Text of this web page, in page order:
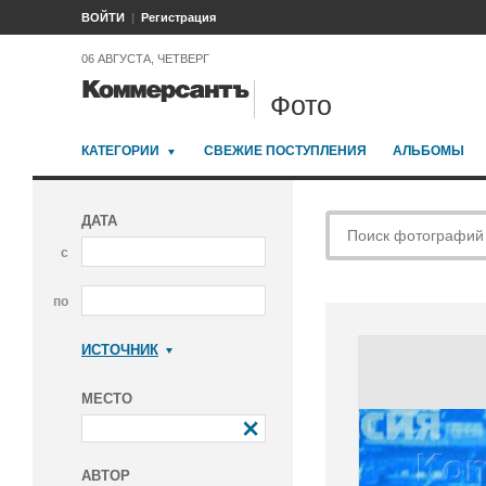
ВОЙТИ Регистрация
06 АВГУСТА, ЧЕТВЕРГ
Фото
КАТЕГОРИИ СВЕЖИЕ ПОСТУПЛЕНИЯ АЛЬБОМЫ
ДАТА
с
по
ИСТОЧНИК
МЕСТО
АВТОР